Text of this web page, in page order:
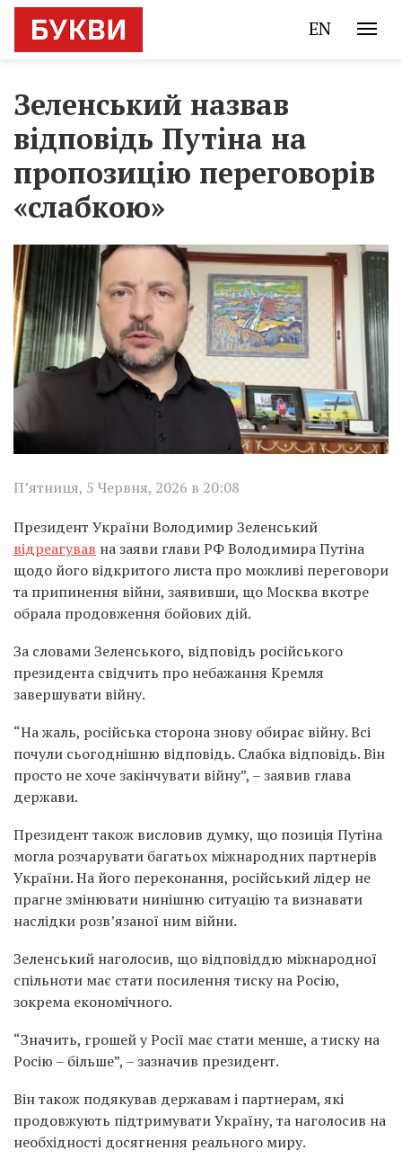
EN
Зеленський назвав
відповідь Путіна на
пропозицію переговорів
«слабкою»
П’ятниця, 5 Червня, 2026 в 20:08
Президент УкраїниВолодимир Зеленський
відреагував на заяви глави РФВолодимира Путіна
щодо його відкритого листа про можливі переговори
та припинення війни, заявивши, що Москва вкотре
обрала продовження бойових дій.
За словами Зеленського, відповідь російського
президента свідчить про небажання Кремля
завершувати війну.
“На жаль, російська сторона знову обирає війну. Всі
почули сьогоднішню відповідь. Слабка відповідь. Він
просто не хоче закінчувати війну”, – заявив глава
держави.
Президент також висловив думку, що позиція Путіна
могла розчарувати багатьох міжнародних партнерів
України. На його переконання, російський лідер не
прагне змінювати нинішню ситуацію та визнавати
наслідки розв’язаної ним війни.
Зеленський наголосив, що відповіддю міжнародної
спільноти має стати посилення тиску на Росію,
зокрема економічного.
“Значить, грошей у Росії має стати менше, а тиску на
Росію – більше”, – зазначив президент.
Він також подякував державам і партнерам, які
продовжують підтримувати Україну, та наголосив на
необхідності досягнення реального миру.